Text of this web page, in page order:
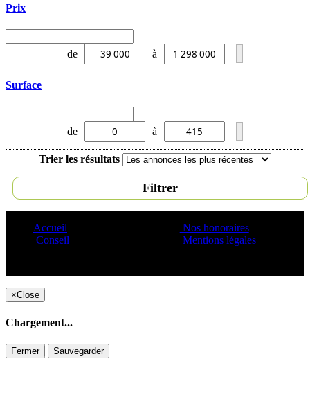
Prix
de à
Surface
de à
Trier les résultats
Filtrer
Accueil
Conseil
Nos honoraires
Mentions légales
×Close
Chargement...
Fermer Sauvegarder